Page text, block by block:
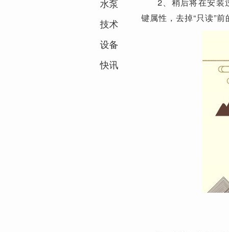
水泵
技术
设备
快讯
键属性，去掉“只读”